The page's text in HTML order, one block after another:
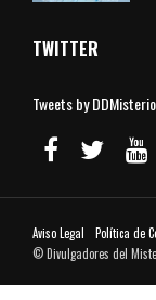
TWITTER
Tweets by DDMisterio
Aviso Legal Política de
© Divulgadores del